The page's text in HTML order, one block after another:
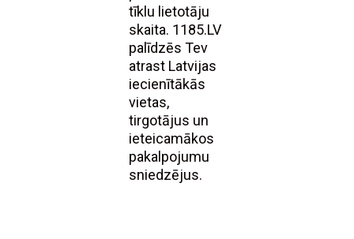
tīklu lietotāju
skaita. 1185.LV
palīdzēs Tev
atrast Latvijas
iecienītākās
vietas,
tirgotājus un
ieteicamākos
pakalpojumu
sniedzējus.